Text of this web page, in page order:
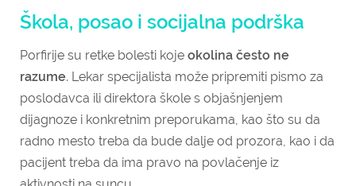
Škola, posao i socijalna podrška
Porfirije su retke bolesti koje okolina često ne
razume. Lekar specijalista može pripremiti pismo za
poslodavca ili direktora škole s objašnjenjem
dijagnoze i konkretnim preporukama, kao što su da
radno mesto treba da bude dalje od prozora, kao i da
pacijent treba da ima pravo na povlačenje iz